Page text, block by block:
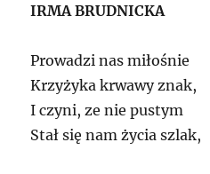
IRMA BRUDNICKA
Prowadzi nas miłośnie
Krzyżyka krwawy znak,
I czyni, ze nie pustym
Stał się nam życia szlak,